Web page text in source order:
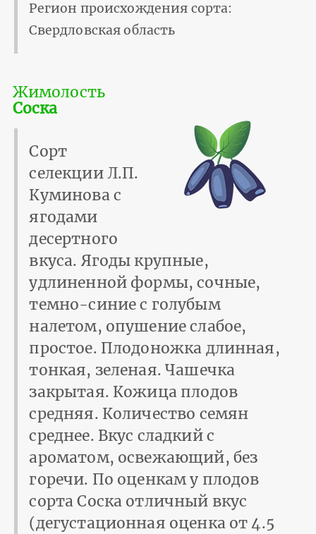
Регион происхождения сорта:
Свердловская область
Жимолость
Соска
Сорт
селекции Л.П.
Куминова с
ягодами
десертного
вкуса. Ягоды крупные,
удлиненной формы, сочные,
темно-синие с голубым
налетом, опушение слабое,
простое. Плодоножка длинная,
тонкая, зеленая. Чашечка
закрытая. Кожица плодов
средняя. Количество семян
среднее. Вкус сладкий с
ароматом, освежающий, без
горечи. По оценкам у плодов
сорта Соска отличный вкус
(дегустационная оценка от 4.5